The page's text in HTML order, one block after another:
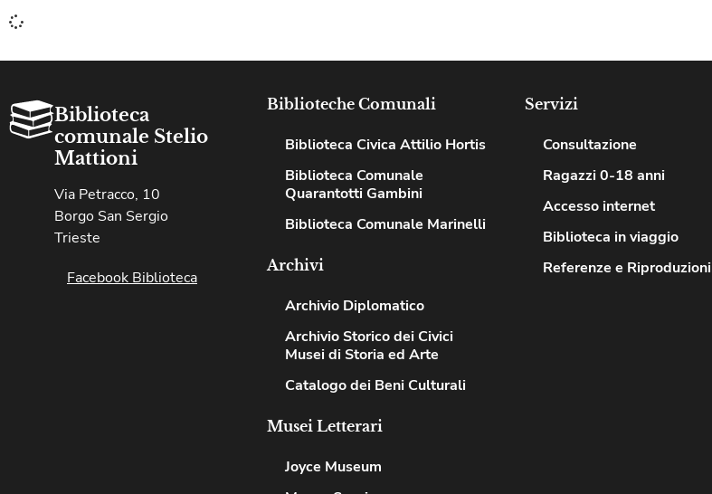
Biblioteca
comunale Stelio
Mattioni
Via Petracco, 10
Borgo San Sergio
Trieste
Facebook Biblioteca
Biblioteche Comunali
Biblioteca Civica Attilio Hortis
Biblioteca Comunale
Quarantotti Gambini
Biblioteca Comunale Marinelli
Archivi
Archivio Diplomatico
Archivio Storico dei Civici
Musei di Storia ed Arte
Catalogo dei Beni Culturali
Musei Letterari
Joyce Museum
Servizi
Consultazione
Ragazzi 0-18 anni
Accesso internet
Biblioteca in viaggio
Referenze e Riproduzioni